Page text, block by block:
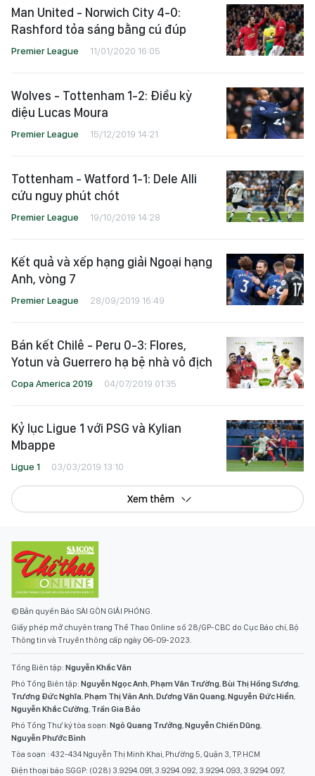
Man United - Norwich City 4-0:
Rashford tỏa sáng bằng cú đúp
Premier League 11/01/2020 16:05
Wolves - Tottenham 1-2: Điều kỳ
diệu Lucas Moura
Premier League 15/12/2019 14:21
Tottenham - Watford 1-1: Dele Alli
cứu nguy phút chót
Premier League 19/10/2019 14:28
Kết quả và xếp hạng giải Ngoại hạng
Anh, vòng 7
Premier League 28/09/2019 16:49
Bán kết Chilê - Peru 0-3: Flores,
Yotun và Guerrero hạ bệ nhà vô địch
Copa America 2019 04/07/2019 01:35
Kỷ lục Ligue 1 với PSG và Kylian
Mbappe
Ligue 1 03/03/2019 13:10
Xem thêm
© Bản quyền Báo SÀI GÒN GIẢI PHÓNG.
Giấy phép mở chuyên trang Thể Thao Online số 28/GP-CBC do Cục Báo chí, Bộ
Thông tin và Truyền thông cấp ngày 06-09-2023.
Tổng Biên tập: Nguyễn Khắc Văn
Phó Tổng Biên tập: Nguyễn Ngọc Anh,Phạm Văn Trường,Bùi Thị Hồng Sương,
Trương Đức Nghĩa,Phạm Thị Vân Anh,Dương Văn Quang,Nguyễn Đức Hiển,
Nguyễn Khắc Cường, Trần Gia Bảo
Phó Tổng Thư ký tòa soạn: Ngô Quang Trưởng,Nguyễn Chiến Dũng,
Nguyễn Phước Bình
Tòa soạn : 432-434 Nguyễn Thị Minh Khai, Phường 5, Quận 3, TP.HCM
Điện thoại báo SGGP: (028) 3.9294.091, 3.9294.092, 3.9294.093, 3.9294.097,